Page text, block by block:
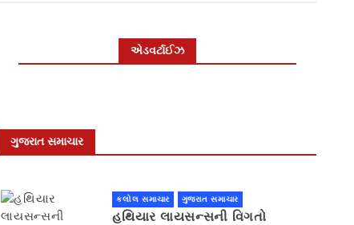
એડવર્ટાઈઝ
ગુજરાત સમાચાર
કલોલ સમાચાર ગુજરાત સમાચાર
હથિયાર લાયસન્સની વિગતો